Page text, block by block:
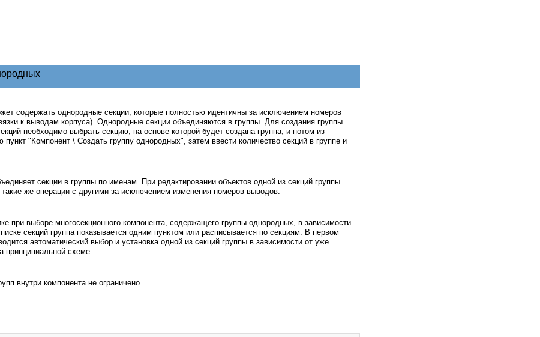
содержать однородные секции, которые полностью идентичны за исключением номеров
к выводам корпуса). Однородные секции объединяются в группы. Для создания группы
необходимо выбрать секцию, на основе которой будет создана группа, и потом из
пункт "Компонент \ Создать группу однородных", затем ввести количество секций в группе и
секции в группы по именам. При редактировании объектов одной из секций группы
такие же операции с другими за исключением изменения номеров выводов.
при выборе многосекционного компонента, содержащего группы однородных, в зависимости
секций группа показывается одним пунктом или расписывается по секциям. В первом
автоматический выбор и установка одной из секций группы в зависимости от уже
принципиальной схеме.
внутри компонента не ограничено.